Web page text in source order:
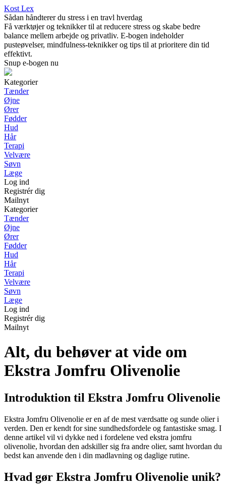
Kost Lex
Sådan håndterer du stress i en travl hverdag
Få værktøjer og teknikker til at reducere stress og skabe bedre
balance mellem arbejde og privatliv. E-bogen indeholder
pusteøvelser, mindfulness-teknikker og tips til at prioritere din tid
effektivt.
Snup e-bogen nu
Kategorier
Tænder
Øjne
Ører
Fødder
Hud
Hår
Terapi
Velvære
Søvn
Læge
Log ind
Registrér dig
Mailnyt
Kategorier
Tænder
Øjne
Ører
Fødder
Hud
Hår
Terapi
Velvære
Søvn
Læge
Log ind
Registrér dig
Mailnyt
Alt, du behøver at vide om
Ekstra Jomfru Olivenolie
Introduktion til Ekstra Jomfru Olivenolie
Ekstra Jomfru Olivenolie er en af de mest værdsatte og sunde olier i
verden. Den er kendt for sine sundhedsfordele og fantastiske smag. I
denne artikel vil vi dykke ned i fordelene ved ekstra jomfru
olivenolie, hvordan den adskiller sig fra andre olier, samt hvordan du
bedst kan anvende den i din madlavning og daglige rutine.
Hvad gør Ekstra Jomfru Olivenolie unik?